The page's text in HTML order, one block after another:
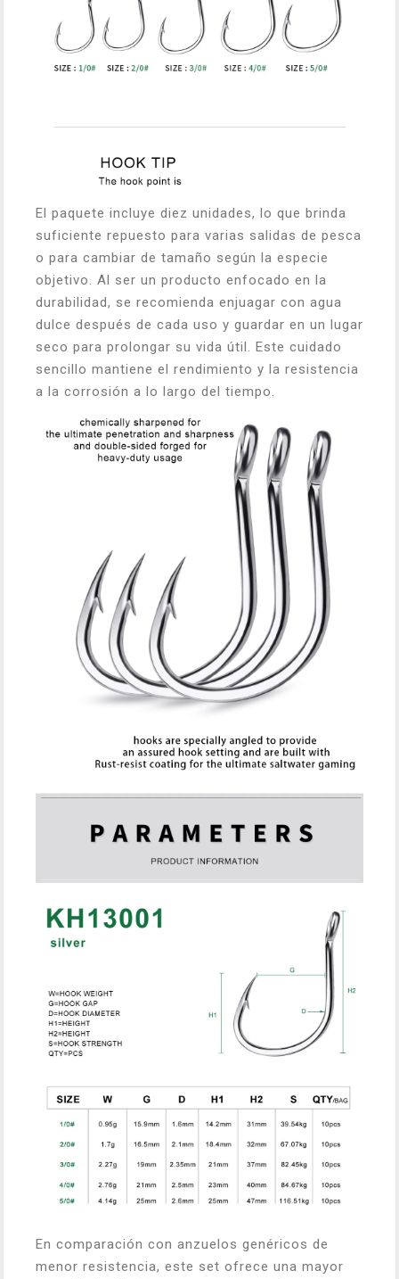
El paquete incluye diez unidades, lo que brinda
suficiente repuesto para varias salidas de pesca
o para cambiar de tamaño según la especie
objetivo. Al ser un producto enfocado en la
durabilidad, se recomienda enjuagar con agua
dulce después de cada uso y guardar en un lugar
seco para prolongar su vida útil. Este cuidado
sencillo mantiene el rendimiento y la resistencia
a la corrosión a lo largo del tiempo.
En comparación con anzuelos genéricos de
menor resistencia, este set ofrece una mayor